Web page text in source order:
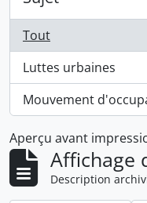
Tout
Luttes urbaines
, 1 résultats
Mouvement
, 1 résultats
Aperçu avant
Affichage
Description